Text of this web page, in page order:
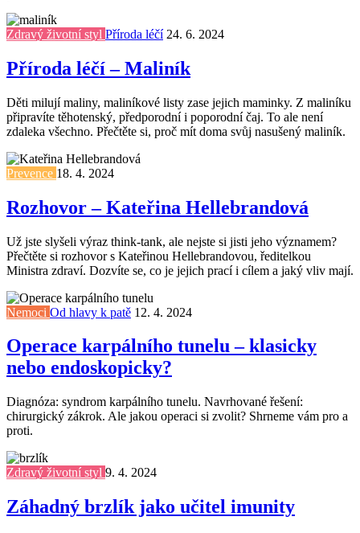
Zdravý životní styl Příroda léčí 24. 6. 2024
Příroda léčí – Maliník
Děti milují maliny, maliníkové listy zase jejich maminky. Z maliníku
připravíte těhotenský, předporodní i poporodní čaj. To ale není
zdaleka všechno. Přečtěte si, proč mít doma svůj nasušený maliník.
Prevence 18. 4. 2024
Rozhovor – Kateřina Hellebrandová
Už jste slyšeli výraz think-tank, ale nejste si jisti jeho významem?
Přečtěte si rozhovor s Kateřinou Hellebrandovou, ředitelkou
Ministra zdraví. Dozvíte se, co je jejich prací i cílem a jaký vliv mají.
Nemoci Od hlavy k patě 12. 4. 2024
Operace karpálního tunelu – klasicky
nebo endoskopicky?
Diagnóza: syndrom karpálního tunelu. Navrhované řešení:
chirurgický zákrok. Ale jakou operaci si zvolit? Shrneme vám pro a
proti.
Zdravý životní styl 9. 4. 2024
Záhadný brzlík jako učitel imunity